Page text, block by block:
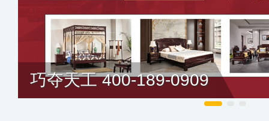
巧夺天工 400-189-0909